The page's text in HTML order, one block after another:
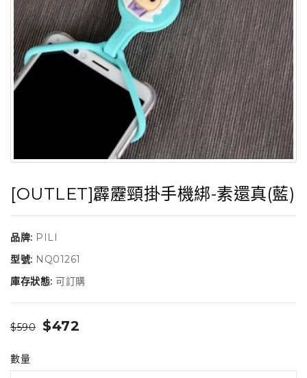
[OUTLET]霹靂頸掛手機綁-素還真(藍)
品牌: PILI
型號: NQ01261
庫存狀態: 可訂購
$590 $472
數量